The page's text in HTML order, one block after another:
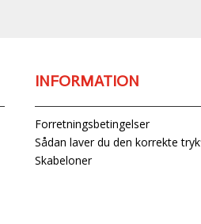
INFORMATION
Forretningsbetingelser
Sådan laver du den korrekte
Skabeloner